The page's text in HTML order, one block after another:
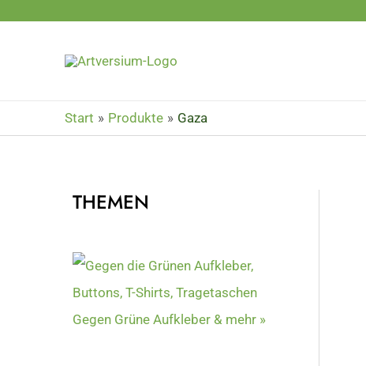
Start Produkte Gaza
THEMEN
Gegen Grüne Aufkleber & mehr »